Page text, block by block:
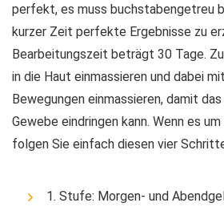
perfekt, es muss buchstabengetreu
kurzer Zeit perfekte Ergebnisse zu
Bearbeitungszeit beträgt 30 Tage.
in die Haut einmassieren und dabei
Bewegungen einmassieren, damit
Gewebe eindringen kann. Wenn es
folgen Sie einfach diesen vier
1. Stufe: Morgen- und